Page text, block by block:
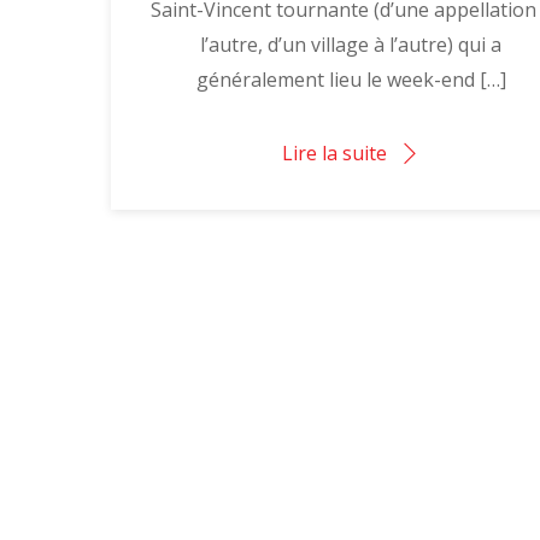
Saint-Vincent tournante (d’une appellation
l’autre, d’un village à l’autre) qui a
généralement lieu le week-end […]
Lire la suite